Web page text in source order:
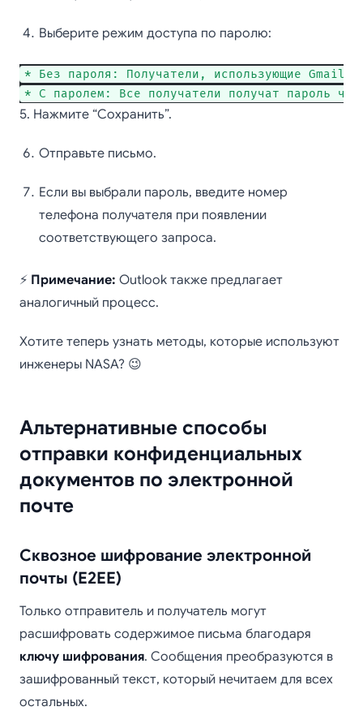
Выберите режим доступа по паролю:
* Без пароля: Получатели, использующие Gmail,
* С паролем: Все получатели получат пароль
5. Нажмите “Сохранить”.
Отправьте письмо.
Если вы выбрали пароль, введите номер
телефона получателя при появлении
соответствующего запроса.
⚡ Примечание: Outlook также предлагает
аналогичный процесс.
Хотите теперь узнать методы, которые используют
инженеры NASA? 😉
Альтернативные способы
отправки конфиденциальных
документов по электронной
почте
Сквозное шифрование электронной
почты (E2EE)
Только отправитель и получатель могут
расшифровать содержимое письма благодаря
ключу шифрования. Сообщения преобразуются в
зашифрованный текст, который нечитаем для всех
остальных.